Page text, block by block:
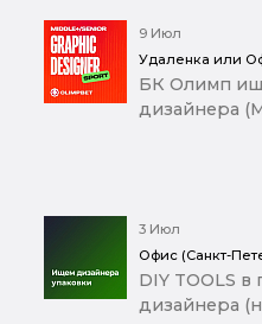
9 Июл
Удаленка или
БК Олимп
дизайнера
3 Июл
Офис (Санкт-
DIY TOOLS в
дизайнера